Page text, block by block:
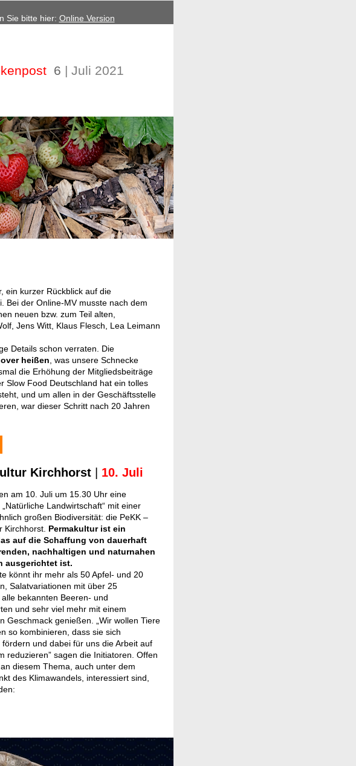
Sie bitte hier: Online Version
6 | Juli 2021
ein kurzer Rückblick auf die
Bei der Online-MV musste nach dem
neuen bzw. zum Teil alten,
Jens Witt, Klaus Flesch, Lea Leimann
Details schon verraten. Die
heißen , was unsere Schnecke
die Erhöhung der Mitgliedsbeiträge
Slow Food Deutschland hat ein tolles
und um allen in der Geschäftsstelle
war dieser Schritt nach 20 Jahren
Kirchhorst 10. Juli
am 10. Juli um 15.30 Uhr eine
Landwirtschaft“ mit einer
großen Biodiversität: die PeKK –
Kirchhorst. Permakultur ist ein
auf die Schaffung von dauerhaft
nachhaltigen und naturnahen
ausgerichtet ist.
könnt ihr mehr als 50 Apfel- und 20
Salatvariationen mit über 25
bekannten Beeren- und
und sehr viel mehr mit einem
Geschmack genießen. „Wir wollen Tiere
so kombinieren, dass sie sich
und dabei für uns die Arbeit auf
reduzieren” sagen die Initiatoren. Offen
diesem Thema, auch unter dem
des Klimawandels, interessiert sind,